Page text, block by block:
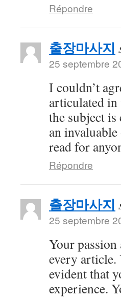
Répondre
출장마사지
25 septembre
I couldn’t
articulated
the subject
an
read for
Répondre
출장마사지
25 septembre
Your
every article.
evident that
experience.